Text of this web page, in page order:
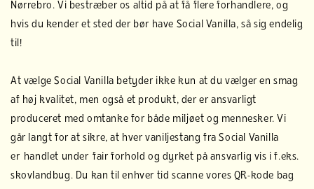
Nørrebro. Vi bestræber os altid på at få flere forhandlere, og
hvis du kender et sted der bør have Social Vanilla, så sig endelig
til!
At vælge Social Vanilla betyder ikke kun at du vælger en smag
af høj kvalitet, men også et produkt, der er ansvarligt
produceret med omtanke for både miljøet og mennesker. Vi
går langt for at sikre, at hver vaniljestang fra Social Vanilla
er handlet under fair forhold og dyrket på ansvarlig vis i f.eks.
skovlandbug. Du kan til enhver tid scanne vores QR-kode bag